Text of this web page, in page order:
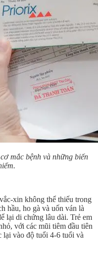
mắc bệnh và những biến
xin không thể thiếu trong
hầu, ho gà và uốn ván là
lại di chứng lâu dài. Trẻ em
với các mũi tiêm đầu tiên
lại vào độ tuổi 4-6 tuổi và